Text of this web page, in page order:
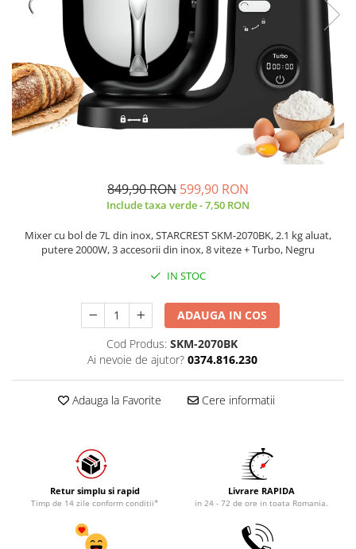
Robot de bucătărie
Sandwich maker
Fier de călcat
Dispozitive smart home
849,90 RON 599,90 RON
Include taxa verde - 7,50 RON
Mixer cu bol de 7L din inox, STARCREST SKM-2070BK, 2.1 kg aluat,
putere 2000W, 3 accesorii din inox, 8 viteze + Turbo, Negru
IN STOC
ADAUGA IN COS
Cod Produs: SKM-2070BK
Ai nevoie de ajutor? 0374.816.230
Adauga la Favorite Cere informatii
Retur simplu si rapid
Timp de 14 zile conform conditii*
Livrare RAPIDA
in 24 - 72 de ore in toata Romania.